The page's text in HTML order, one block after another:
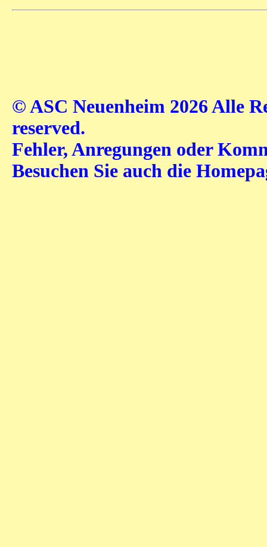
© ASC Neuenheim 2026 Alle
reserved.
Fehler, Anregungen oder
Besuchen Sie auch die